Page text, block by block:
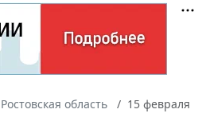
Ростовская область
15 февраля